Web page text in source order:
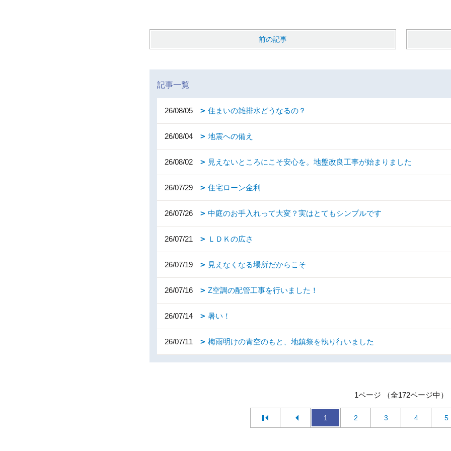
前の記事
記事一覧
26/08/05 住まいの雑排水どうなるの？
26/08/04 地震への備え
26/08/02 見えないところにこそ安心を。地盤改良工事が始まりました
26/07/29 住宅ローン金利
26/07/26 中庭のお手入れって大変？実はとてもシンプルです
26/07/21 ＬＤＫの広さ
26/07/19 見えなくなる場所だからこそ
26/07/16 Z空調の配管工事を行いました！
26/07/14 暑い！
26/07/11 梅雨明けの青空のもと、地鎮祭を執り行いました
1ページ （全172ページ中）
1 2 3 4 5